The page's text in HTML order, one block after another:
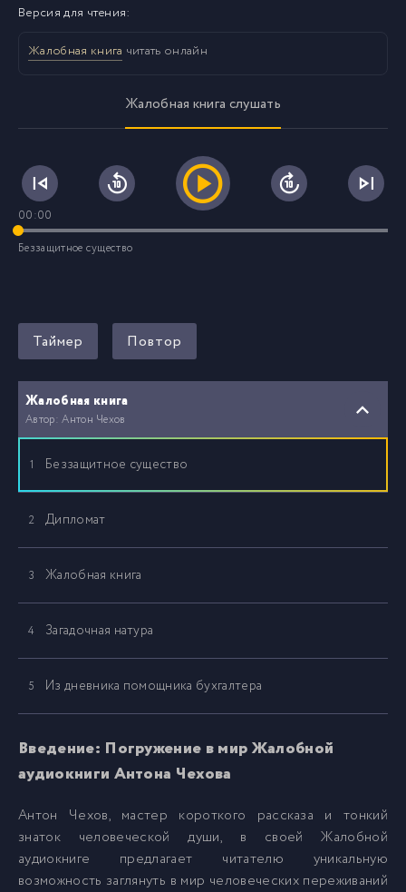
Версия для чтения:
Жалобная книга читать онлайн
Жалобная книга слушать
00:00
Беззащитное существо
Таймер Повтор
Жалобная книга
Автор: Антон Чехов
1 Беззащитное существо
2 Дипломат
3 Жалобная книга
4 Загадочная натура
5 Из дневника помощника бухгалтера
Канитель
Не в духе
Введение: Погружение в мир Жалобной
аудиокниги Антона Чехова
Антон Чехов, мастер короткого рассказа и тонкий
знаток человеческой души, в своей Жалобной
аудиокниге предлагает читателю уникальную
возможность заглянуть в мир человеческих переживаний